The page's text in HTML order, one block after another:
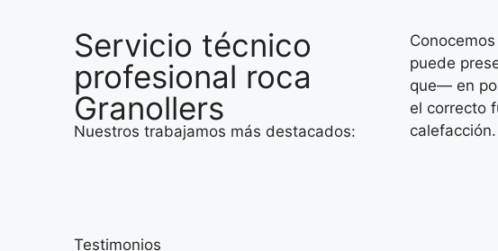
Servicio técnico
profesional roca
Granollers
Nuestros trabajamos más destacados:
puede
que— en
el correcto
calefacción.
Testimonios